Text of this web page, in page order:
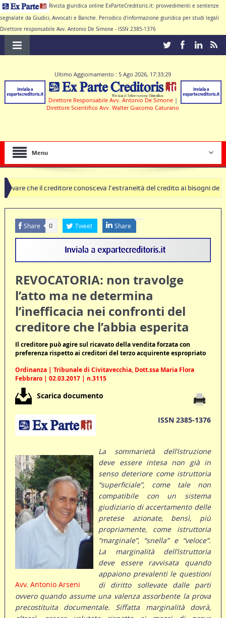
Rivista giuridica online ExParteCreditoris.it: provvedimenti e sentenze
segnalate da Giudici, Avvocati e Banche. Periodico d'informazione giuridica per studi legali
Direttore responsabile Avv. Antonio De Simone - ISSN 2385-1376
Ultimo Aggiornamento : 5 Ago 2026, 17:33:29
Direttore Responsabile Avv. Antonio De Simone |
Direttore Scientifico Avv. Walter Giacomo Caturano
Menu
creditore conosceva l’estraneità del credito ai bisogni della famiglia
nulle deve produrre il contratto di conto corrente
Share 0 Tweet Share
REVOCATORIA: non travolge
l’atto ma ne determina
l’inefficacia nei confronti del
creditore che l’abbia esperita
Il creditore può agire sul ricavato della vendita forzata con
preferenza rispetto ai creditori del terzo acquirente espropriato
Ordinanza | Tribunale di Civitavecchia, Dott.ssa Maria Flora
Febbraro | 02.03.2017 | n.3115
Scarica documento
ISSN 2385-1376
Avv. Antonio Arseni
La sommarietà dell’istruzione
deve essere intesa non già in
senso deteriore come istruttoria
“superficiale”, come tale non
compatibile con un sistema
giudiziario di accertamento delle
pretese azionate, bensì, più
propriamente, come istruttoria
“marginale”, “snella” e “veloce”.
La marginalità dell’istruttoria
deve essere ravvisata quando
appaiono prevalenti le questioni
di diritto sollevate dalle parti
ovvero quando assume una valenza assorbente la prova
precostituita documentale. Siffatta marginalità dovrà,